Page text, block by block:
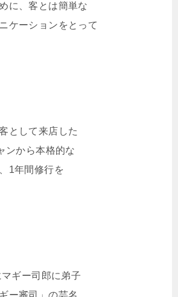
に、客とは簡単な
ケーションをとって
として来店した
ンから本格的な
1年間修行を
ギー司郎に弟子